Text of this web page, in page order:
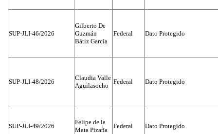
SUP-JLI-46/2026
Gilberto De
Guzmán
Bátiz García
Federal Dato Protegido
SUP-JLI-48/2026
Claudia Valle
Aguilasocho
Federal Dato Protegido
SUP-JLI-49/2026
Felipe de la
Mata Pizaña
Federal Dato Protegido